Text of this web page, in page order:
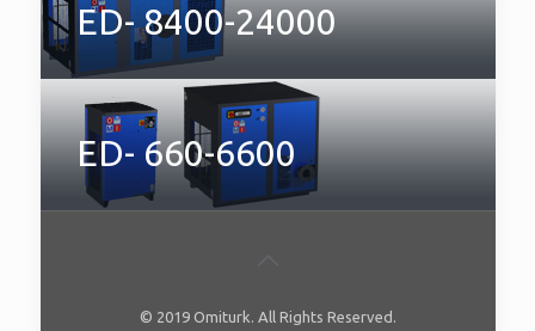
ED- 8400-24000
ED- 660-6600
© 2019 Omiturk. All Rights Reserved.